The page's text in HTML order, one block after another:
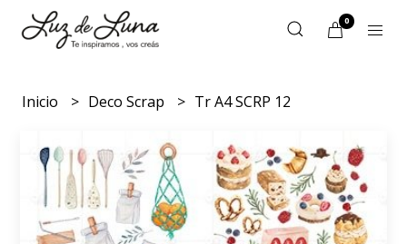
0
Inicio Deco Scrap Tr A4 SCRP 12